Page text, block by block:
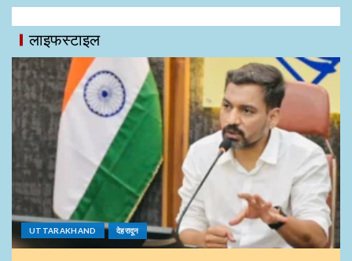
लाइफस्टाइल
UTTARAKHAND देहरादून